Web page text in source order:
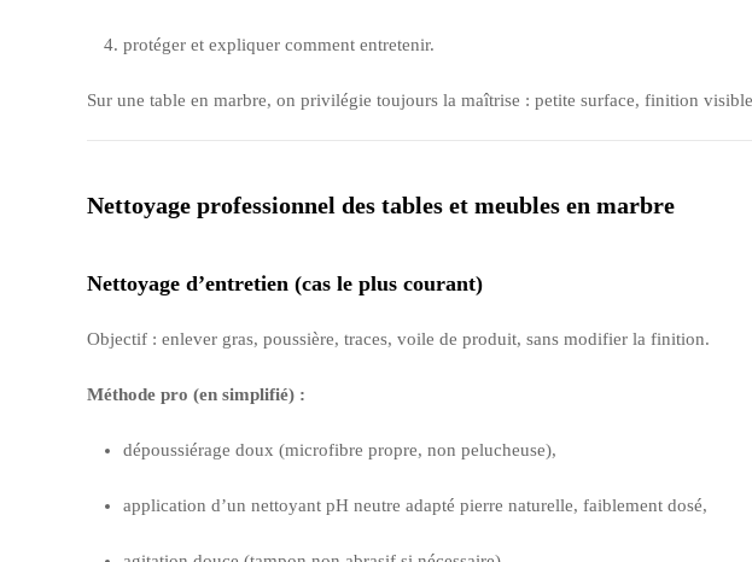
protéger et expliquer comment entretenir.
Sur une table en marbre, on privilégie toujours la maîtrise : petite surface, finition
Nettoyage professionnel des tables et meubles en marbre
Nettoyage d’entretien (cas le plus courant)
Objectif : enlever gras, poussière, traces, voile de produit, sans modifier la finition.
Méthode pro (en simplifié) :
dépoussiérage doux (microfibre propre, non pelucheuse),
application d’un nettoyant pH neutre adapté pierre naturelle, faiblement dosé,